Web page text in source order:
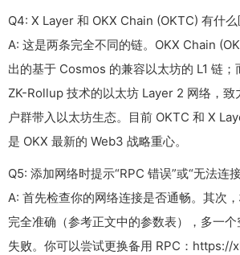
Q4: X Layer 和 OKX Chain (OKTC) 有什么
A: 这是两条完全不同的链。OKX Chain
出的基于 Cosmos 的兼容以太坊的 L1 链
ZK-Rollup 技术的以太坊 Layer 2 网络，致
户群带入以太坊生态。目前 OKTC 和 X
是 OKX 最新的 Web3 战略重心。
Q5: 添加网络时提示“RPC 错误”或“无法连
A: 首先检查你的网络连接是否通畅。其次
完全准确（参考正文中的参数表），多一
失败。你可以尝试更换备用 RPC： https://